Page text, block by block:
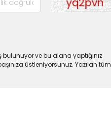
ve bu alana yaptığınız
üstleniyorsunuz. Yazılan tüm